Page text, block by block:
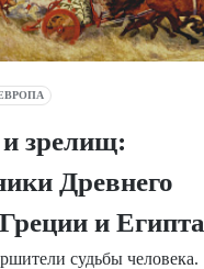
зрелищ:
Древнего
и Египта
судьбы человека.